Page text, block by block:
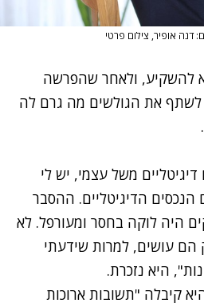
דנה אופיר, צילום פרטי
להשקיע, ולאחר שהפרשה
את הגולשים מה גרם לה
משל עצמי, יש לי
הדיגיטליים. ההסבר
היה לוקה בחסר ומעורפל. לא
הם עושים, למרות שידעתי
היא נזכרת.
קיבלה "תשובות ארוכות